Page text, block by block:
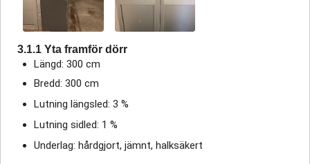
3.1.1 Yta framför dörr
Längd: 300 cm
Bredd: 300 cm
Lutning längsled: 3 %
Lutning sidled: 1 %
Underlag: hårdgjort, jämnt, halksäkert